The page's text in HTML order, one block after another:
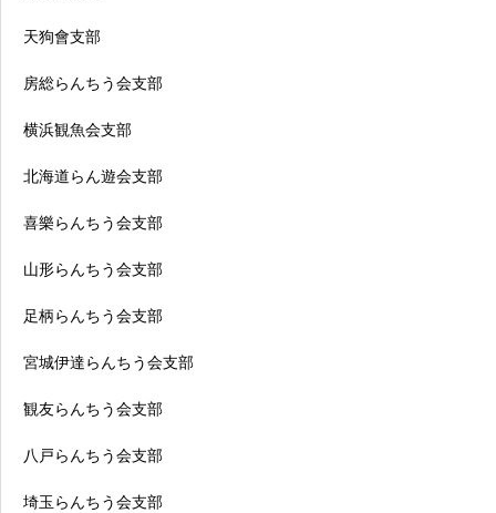
天狗會支部
房総らんちう会支部
横浜観魚会支部
北海道らん遊会支部
喜樂らんちう会支部
山形らんちう会支部
足柄らんちう会支部
宮城伊達らんちう会支部
観友らんちう会支部
八戸らんちう会支部
埼玉らんちう会支部